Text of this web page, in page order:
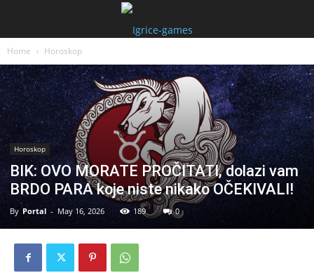
Home Horoskop
Horoskop
BIK: OVO MORATE PROČITATI, dolazi vam
BRDO PARA koje niste nikako OČEKIVALI!
By Portal - May 16, 2026 189 0